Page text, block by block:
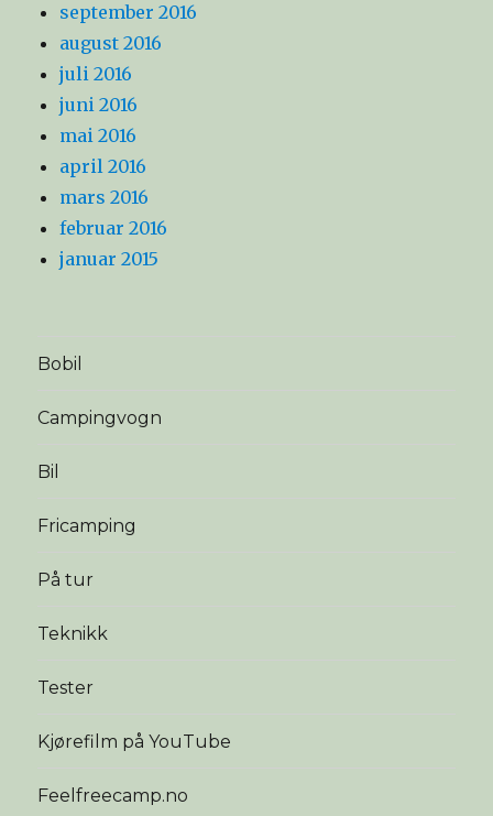
september 2016
august 2016
juli 2016
juni 2016
mai 2016
april 2016
mars 2016
februar 2016
januar 2015
Bobil
Campingvogn
Bil
Fricamping
På tur
Teknikk
Tester
Kjørefilm på YouTube
Feelfreecamp.no